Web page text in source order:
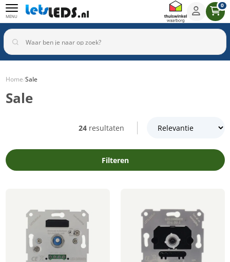
MENU
0
Home/Sale
Sale
24 resultaten
Filteren